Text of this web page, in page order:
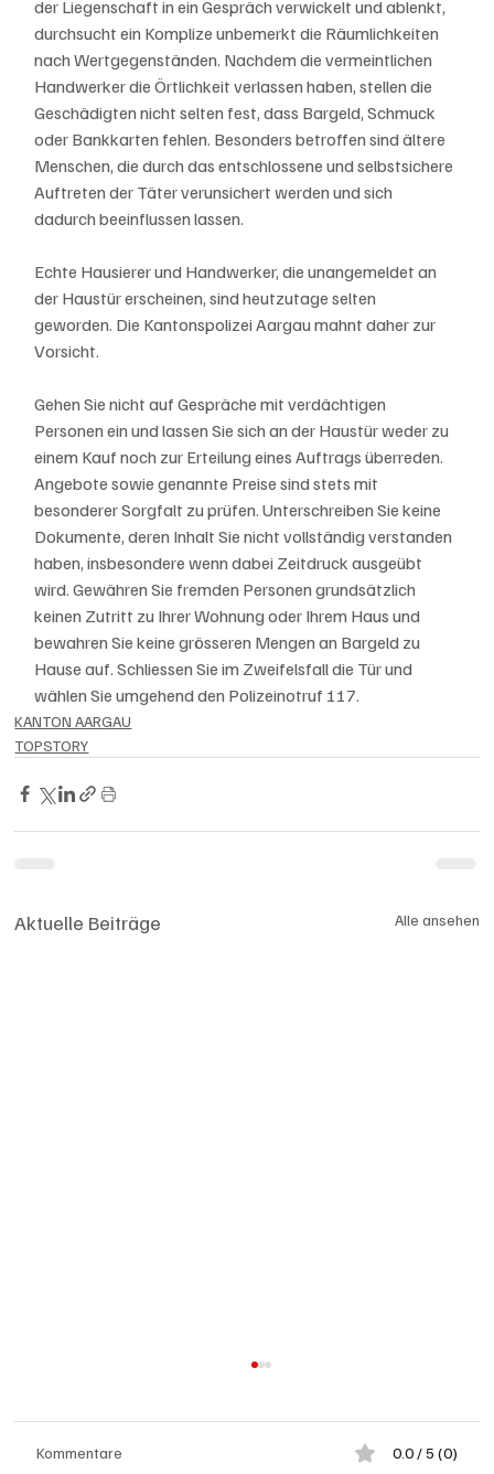
der Liegenschaft in ein Gespräch verwickelt und ablenkt,
durchsucht ein Komplize unbemerkt die Räumlichkeiten
nach Wertgegenständen. Nachdem die vermeintlichen
Handwerker die Örtlichkeit verlassen haben, stellen die
Geschädigten nicht selten fest, dass Bargeld, Schmuck
oder Bankkarten fehlen. Besonders betroffen sind ältere
Menschen, die durch das entschlossene und selbstsichere
Auftreten der Täter verunsichert werden und sich
dadurch beeinflussen lassen.
Echte Hausierer und Handwerker, die unangemeldet an
der Haustür erscheinen, sind heutzutage selten
geworden. Die Kantonspolizei Aargau mahnt daher zur
Vorsicht.
Gehen Sie nicht auf Gespräche mit verdächtigen
Personen ein und lassen Sie sich an der Haustür weder zu
einem Kauf noch zur Erteilung eines Auftrags überreden.
Angebote sowie genannte Preise sind stets mit
besonderer Sorgfalt zu prüfen. Unterschreiben Sie keine
Dokumente, deren Inhalt Sie nicht vollständig verstanden
haben, insbesondere wenn dabei Zeitdruck ausgeübt
wird. Gewähren Sie fremden Personen grundsätzlich
keinen Zutritt zu Ihrer Wohnung oder Ihrem Haus und
bewahren Sie keine grösseren Mengen an Bargeld zu
Hause auf. Schliessen Sie im Zweifelsfall die Tür und
wählen Sie umgehend den Polizeinotruf 117.
KANTON AARGAU
TOPSTORY
Aktuelle Beiträge Alle ansehen
Kommentare 0.0 / 5 (0)